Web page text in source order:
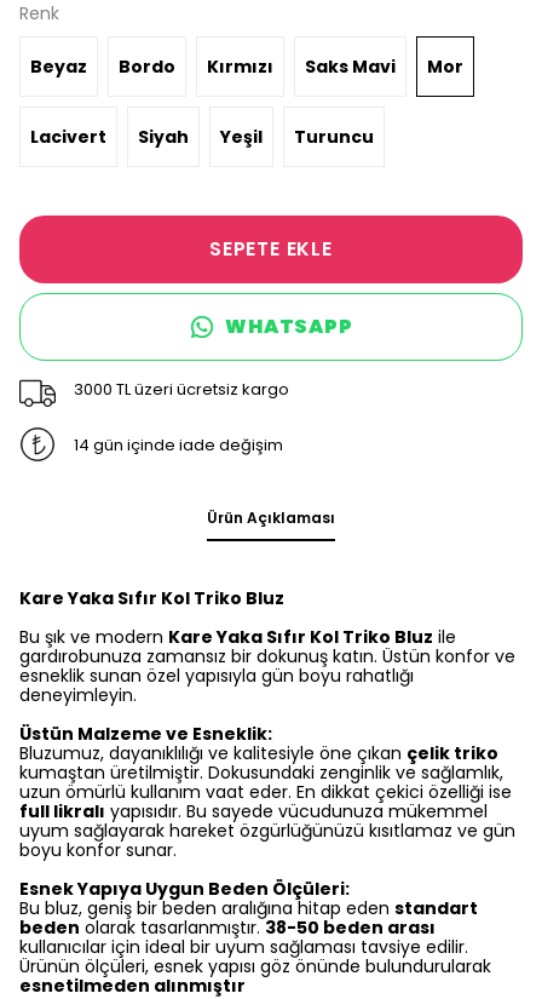
Renk
Beyaz Bordo Kırmızı Saks Mavi Mor
Lacivert Siyah Yeşil Turuncu
SEPETE EKLE
WHATSAPP
3000 TL üzeri ücretsiz kargo
14 gün içinde iade değişim
Ürün Açıklaması
Kare Yaka Sıfır Kol Triko Bluz
Bu şık ve modern Kare Yaka Sıfır Kol Triko Bluz ile
gardırobunuza zamansız bir dokunuş katın. Üstün konfor ve
esneklik sunan özel yapısıyla gün boyu rahatlığı
deneyimleyin.
Üstün Malzeme ve Esneklik:
Bluzumuz, dayanıklılığı ve kalitesiyle öne çıkan çelik triko
kumaştan üretilmiştir. Dokusundaki zenginlik ve sağlamlık,
uzun ömürlü kullanım vaat eder. En dikkat çekici özelliği ise
full likralı yapısıdır. Bu sayede vücudunuza mükemmel
uyum sağlayarak hareket özgürlüğünüzü kısıtlamaz ve gün
boyu konfor sunar.
Esnek Yapıya Uygun Beden Ölçüleri:
Bu bluz, geniş bir beden aralığına hitap eden standart
beden olarak tasarlanmıştır. 38-50 beden arası
kullanıcılar için ideal bir uyum sağlaması tavsiye edilir.
Ürünün ölçüleri, esnek yapısı göz önünde bulundurularak
esnetilmeden alınmıştır